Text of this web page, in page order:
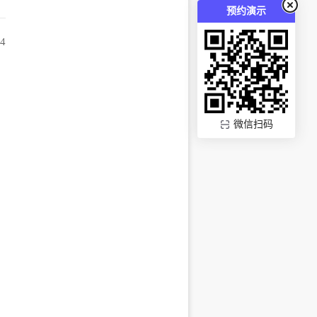
预约演示
微信扫码